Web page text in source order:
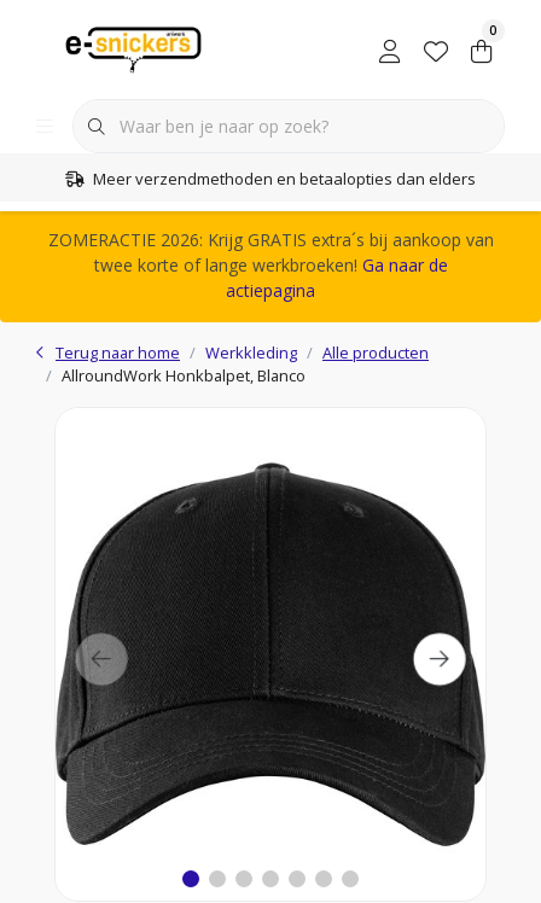
0
Meer verzendmethoden en betaalopties dan elders
ZOMERACTIE 2026: Krijg GRATIS extra´s bij aankoop van
twee korte of lange werkbroeken! Ga naar de
actiepagina
Terug naar home Werkkleding
Alle producten
AllroundWork Honkbalpet, Blanco